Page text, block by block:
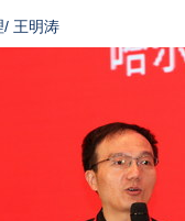
/ 王明涛